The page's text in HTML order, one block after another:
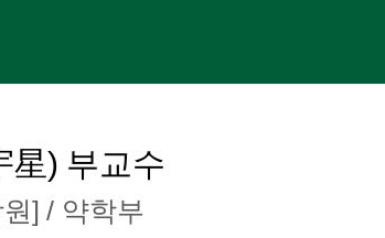
星) 부교수
] / 약학부